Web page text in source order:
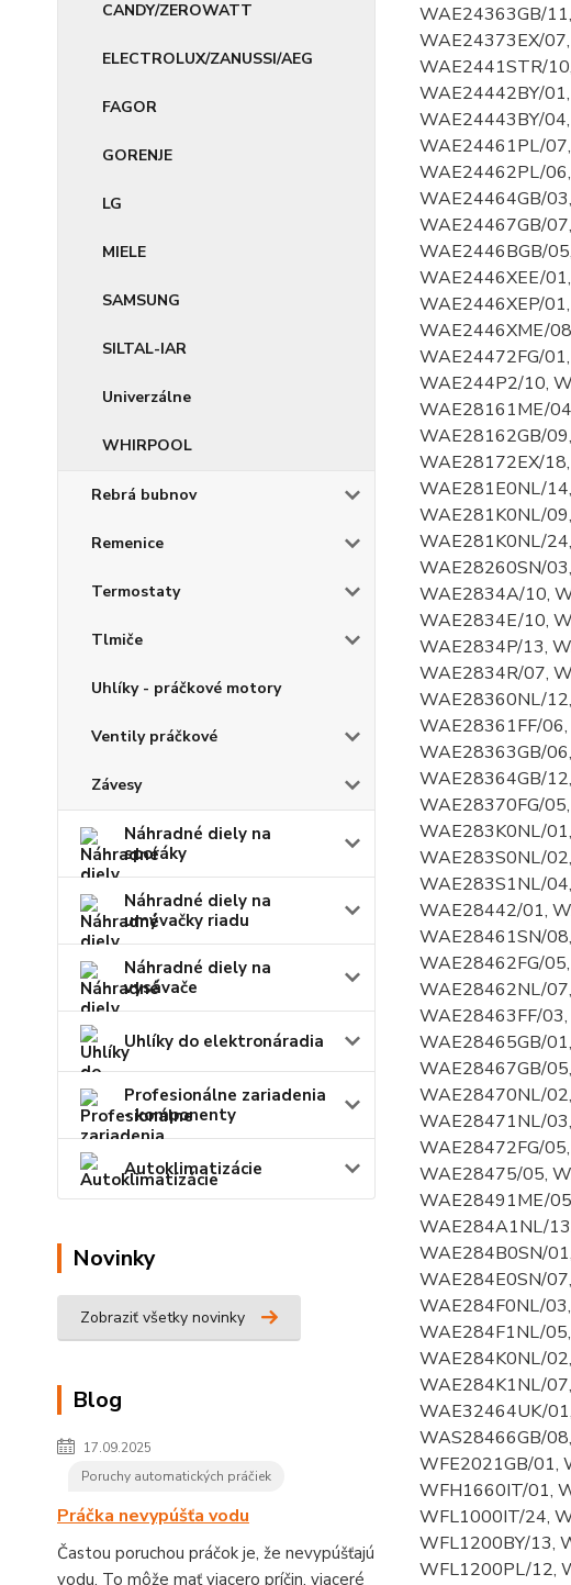
CANDY/ZEROWATT
ELECTROLUX/ZANUSSI/AEG
FAGOR
GORENJE
LG
MIELE
SAMSUNG
SILTAL-IAR
Univerzálne
WHIRPOOL
Rebrá bubnov
Remenice
Termostaty
Tlmiče
Uhlíky - práčkové motory
Ventily práčkové
Závesy
Náhradné diely na
sporáky
Náhradné diely na
umývačky riadu
Náhradné diely na
vysávače
Uhlíky do elektronáradia
Profesionálne zariadenia
- komponenty
Autoklimatizácie
Novinky
Zobraziť všetky novinky
Blog
17.09.2025
Poruchy automatických práčiek
Práčka nevypúšťa vodu
Častou poruchou práčok je, že nevypúšťajú
vodu. To môže mať viacero príčin, viaceré